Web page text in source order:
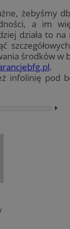
żebyśmy
a im
działa to na
środków w
.
infolinię pod
⏵︎